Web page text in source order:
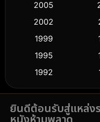
Cult Film
Dance เต้น
Detective สืบสวน
2005
2002
1999
1995
1992
1989
1985
ยินดีต้อนรับสู่แหล่ง